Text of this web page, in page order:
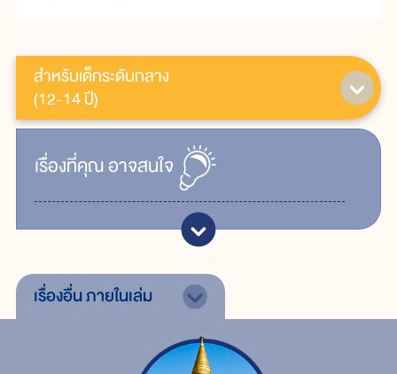
สำหรับเด็กระดับกลาง
(12-14 ปี)
เรื่ิองที่คุณอาจสนใจ
เรื่องอื่นภายในเล่ม